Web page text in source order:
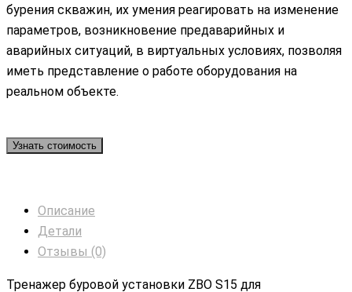
бурения скважин, их умения реагировать на изменение
параметров, возникновение предаварийных и
аварийных ситуаций, в виртуальных условиях, позволяя
иметь представление о работе оборудования на
реальном объекте.
Узнать стоимость
Описание
Детали
Отзывы (0)
Тренажер буровой установки ZBO S15 для